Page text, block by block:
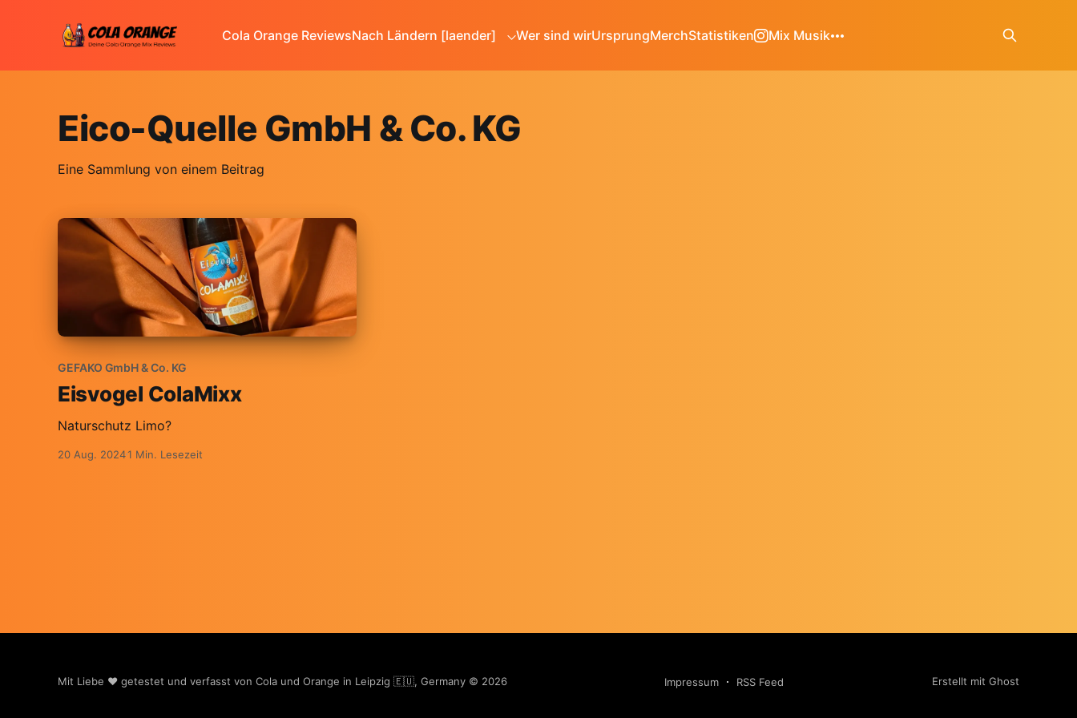
Cola Orange ReviewsNach Ländern [laender] Wer sind wirUrsprungMerchStatistiken Mix Musik
Eico-Quelle GmbH & Co. KG
Eine Sammlung von einem Beitrag
GEFAKO GmbH & Co. KG
Eisvogel ColaMixx
Naturschutz Limo?
20 Aug. 20241 Min. Lesezeit
Mit Liebe ❤️ getestet und verfasst von Cola und Orange in Leipzig 🇪🇺, Germany © 2026 Impressum RSS Feed Erstellt mit Ghost